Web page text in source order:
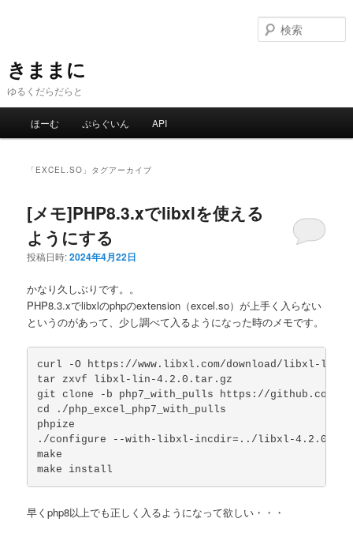
ン
テ
ン
へ
テ
ン
ツ
移
きままに
ゆるくだらだらと
ほーむ ぷらぐいん API
「 EXCEL.SO 」タグアーカイブ
[メモ]PHP8.3.xでlibxlを使える
ようにする
投稿日時:2024年4月22日
かなり久しぶりです。。
PHP8.3.xでlibxlのphpのextension（excel.so）が上手く入らない
というのがあって、少し調べて入るようになった時のメモです。
curl -O https://www.libxl.com/download/libxl-lin-
tar zxvf libxl-lin-4.2.0.tar.gz
git clone -b php7_with_pulls https://github.com/
cd ./php_excel_php7_with_pulls
phpize
./configure --with-libxl-incdir=../libxl-4.2.0/
make
早くphp8以上でも正しく入るようになって欲しい・・・